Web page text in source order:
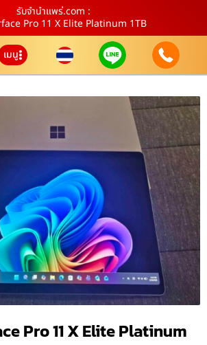
รับจํานําแพร่.com :
Pro 11 X Elite Platinum 1TB
เมนู
Pro 11 X Elite Platinum